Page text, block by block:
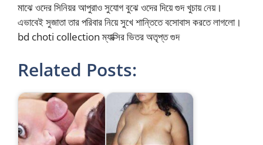
মাঝে ওদের সিনিয়র আপুরাও সুযোগ বুঝে ওদের দিয়ে গুদ খুচায় নেয়।
এভাবেই সুজাতা তার পরিবার নিয়ে সুখে শান্তিতে বসোবাস করতে লাগলো।
bd choti collection ম্যাক্সির ভিতর অতৃপ্ত গুদ
Related Posts: